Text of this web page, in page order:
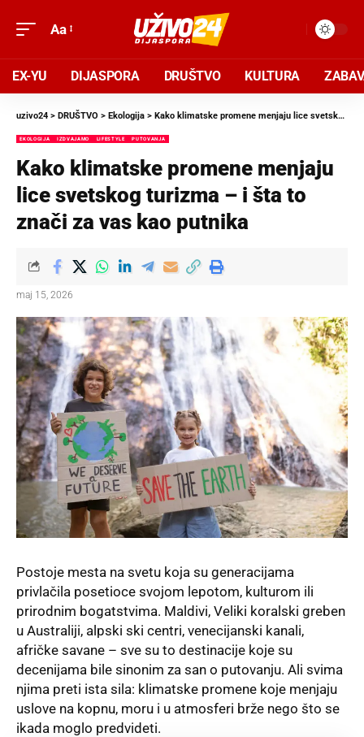
Aa
EX-YU DIJASPORA DRUŠTVO KULTURA
uzivo24 > DRUŠTVO > Ekologija > Kako klimatske promene menjaju lice svetskog turizma – i šta to znači za vas kao putnika
EKOLOGIJA IZDVAJAMO LIFESTYLE PUTOVANJA
Kako klimatske promene menjaju
lice svetskog turizma – i šta to
znači za vas kao putnika
maj 15, 2026
Postoje mesta na svetu koja su generacijama
privlačila posetioce svojom lepotom, kulturom ili
prirodnim bogatstvima. Maldivi, Veliki koralski greben
u Australiji, alpski ski centri, venecijanski kanali,
afričke savane – sve su to destinacije koje su
decenijama bile sinonim za san o putovanju. Ali svima
njima preti ista sila: klimatske promene koje menjaju
uslove na kopnu, moru i u atmosferi brže nego što se
ikada moglo predvideti.